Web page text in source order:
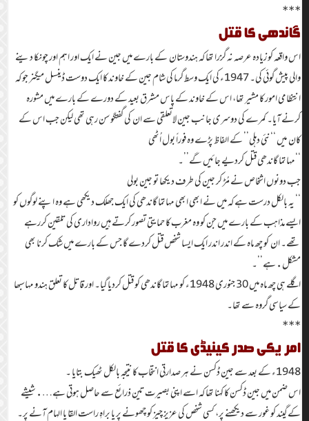
***
گاندھی کا قتل
اس واقعہ کو زیادہ عرصہ نہ گزرا تھا کہ ہندوستان کے بارے میں جین نے ایک اور اہم اور چونکا دینے
والی پیش گوئی کی۔ 1947ء کی ایک وسط گرما کی شام جین کے خاوند کا ایک دوست ڈینسل میگنر جو کہ
انتظامی امور کا مشیر تھا، اس کے خاوند کے پاس مشرق بعید کے دورے کے بارے میں مشورہ
کرنے آیا۔ کمرے کی دوسری جانب جین لاتعلقی سے ان کی گفتگو سن رہی تھی لیکن جب اس کے
کان میں ‘‘نئی دہلی’’ کے الفاظ پڑے وہ فوراً بول اُٹھی
‘‘مہاتما گاندھی قتل کردیے جائیں گے’’۔
جب دونوں اشخاص نے مُڑ کر جین کی طرف دیکھا تو جین بولی
‘‘ یہ بالکل درست ہے کہ میں نے ابھی ابھی مہاتما گاندھی کی ایک جھلک دیکھی ہے وہ اپنے لوگوں کو
ایسے مذاہب کے بارے میں جن کو وہ مغرب کا حمایتی تصور کرتے ہیں رواداری کی تلقین کررہے
تھے۔ ان کو چھ ماہ کے اندر اندر ایک ایسا شخص قتل کردے گا جس کے بارے میں شک کرنا بھی
مشکل.ہے’’۔
اگلے ہی چھ ماہ میں 30 جنوری 1948ء کو مہاتما گاندھی کو قتل کردیا گیا۔ اور قاتل کا تعلق ہندو مہاسبھا
کے سیاسی گروہ سے تھا۔
***
امریکی صدر کینیڈی کا قتل
1948ء کے بعد سے جین ڈکسن نے ہر صدارتی انتخاب کا نتیجہ بالکل ٹھیک بتایا ۔
اس ضمن میں جین ڈکسن کا کہنا تھا کہ اسے اپنی بصیرت تین ذرائع سے حاصل ہوتی ہے…. شیشے
کے گیند کو غور سے دیکھنے پر، کسی شخص کی عزیز چیز کو چھونے پر یا براہِ راست القا یا الہام آنے پر۔